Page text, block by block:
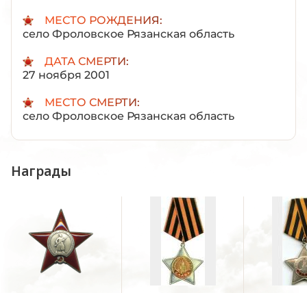
МЕСТО РОЖДЕНИЯ:
село Фроловское Рязанская область
ДАТА СМЕРТИ:
27 ноября 2001
МЕСТО СМЕРТИ:
село Фроловское Рязанская область
Награды